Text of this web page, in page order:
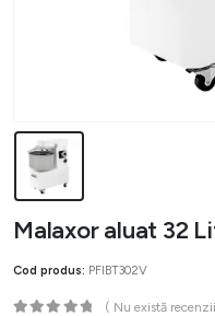
Malaxor aluat 32
Cod produs: PFIBT302V
( Nu există